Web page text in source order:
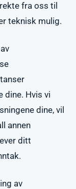
fra oss til
teknisk mulig.
dine. Hvis vi
dine, vil
annen
ditt
av